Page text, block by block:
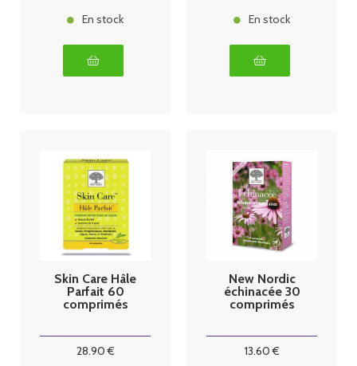
En stock En stock
Skin Care Hâle
Parfait 60
comprimés
28.90€
New Nordic
échinacée 30
comprimés
13.60€